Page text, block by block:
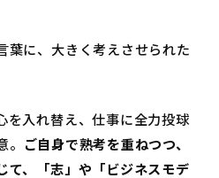
葉に、大きく考えさせられた
を入れ替え、仕事に全力投球
ご自身で熟考を重ねつつ、
て、「志」や「ビジネスモデ